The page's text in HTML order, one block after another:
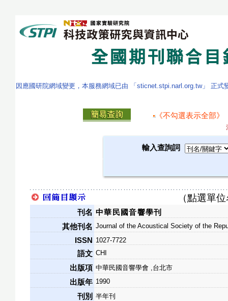
因應國研院網域變更，本服務網域已由 「sticnet.stpi.narl.org.tw」 正
《不勾選表示全部》
輸入查詢詞
（點選單
刊名 中華民國音響學刊
其他刊名 Journal of the Acoustical Society of the
ISSN 1027-7722
語文 CHI
出版項 中華民國音響學會 ,台北市
出版年 1990
刊別 半年刊